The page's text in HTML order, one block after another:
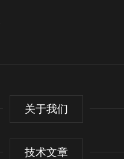
关于我们
技术文章